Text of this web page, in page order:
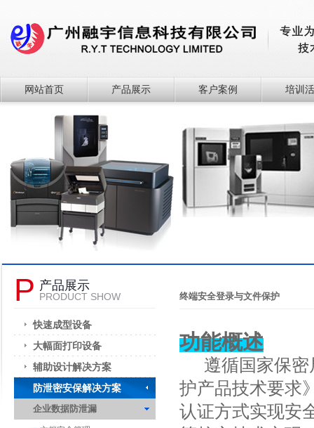
网站首页 产品展示 客户案例 培训
产品展示
P PRODUCT SHOW
快速成型设备
大幅面打印设备
辅助设计解决方案
防泄密安保解决方案
企业数据防泄漏
终端安全登录与文件保护
功能概述
遵循国家保密
护产品技术要求
认证方式实现安